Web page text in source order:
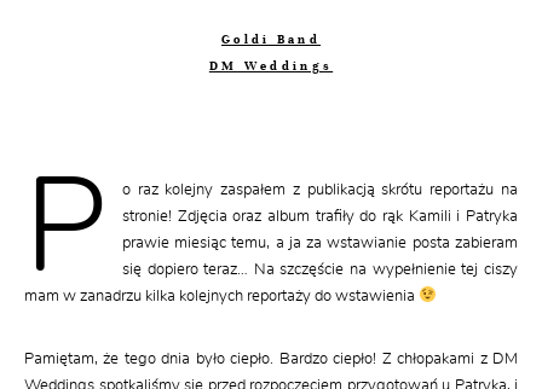
Goldi Band
DM Weddings
P
o raz kolejny zaspałem z publikacją skrótu reportażu na
stronie! Zdjęcia oraz album trafiły do rąk Kamili i Patryka
prawie miesiąc temu, a ja za wstawianie posta zabieram
się dopiero teraz… Na szczęście na wypełnienie tej ciszy
mam w zanadrzu kilka kolejnych reportaży do wstawienia
Pamiętam, że tego dnia było ciepło. Bardzo ciepło! Z chłopakami z DM